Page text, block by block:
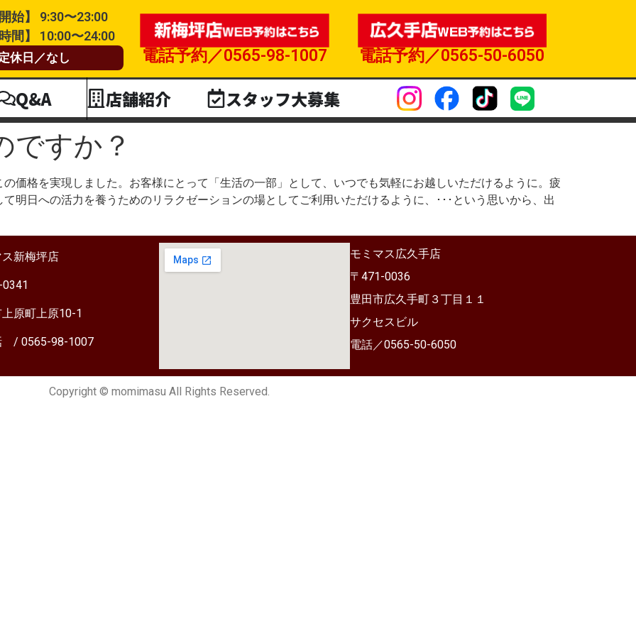
始】 9:30〜23:00
間】 10:00〜24:00
休日／なし 電話予約／0565-98-1007 電話予約／0565-50-6050
Q&A 店舗紹介 スタッフ大募集
ですか？
価格を実現しました。お客様にとって「生活の一部」として、いつでも気軽にお越しいただけるように。疲
明日への活力を養うためのリラクゼーションの場としてご利用いただけるように、･･･という思いから、出
新梅坪店
原町上原10-1
0565-98-1007
モミマス広久手店
〒471-0036
豊田市広久手町３丁目１１
サクセスビル
電話／0565-50-6050
Copyright © momimasu All Rights Reserved.